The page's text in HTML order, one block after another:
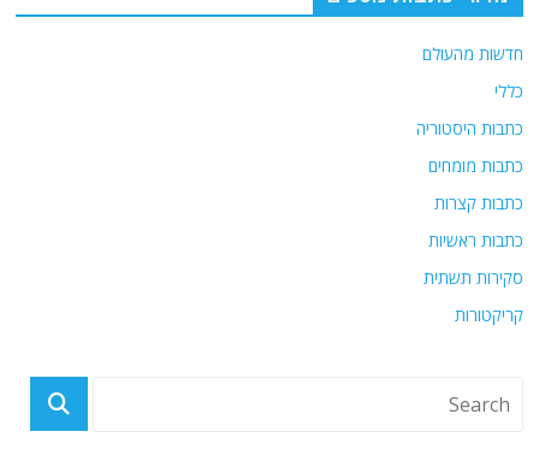
חדשות מהעולם
כללי
כתבות היסטוריה
כתבות מומחים
כתבות קצרות
כתבות ראשיות
סקירות תשתית
קריקטורות